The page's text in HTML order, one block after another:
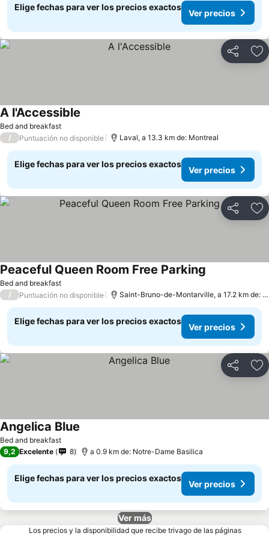
Elige fechas para ver los precios exactos
Ver precios
Compartir
Bed and breakfast
A l'Accessible
/ Puntuación no disponible Laval, a 13.3 km de: Montreal
Elige fechas para ver los precios exactos
Ver precios
Compartir
Bed and breakfast
Peaceful Queen Room Free Parking
/ Puntuación no disponible Saint-Bruno-de-Montarville, a 17.2 km de:
Elige fechas para ver los precios exactos
Ver precios
Compartir
Bed and breakfast
Angelica Blue
9,2 Excelente 8 a 0.9 km de: Notre-Dame Basilica
Elige fechas para ver los precios exactos
Ver precios
Ver más
Los precios y la disponibilidad que recibe trivago de las páginas